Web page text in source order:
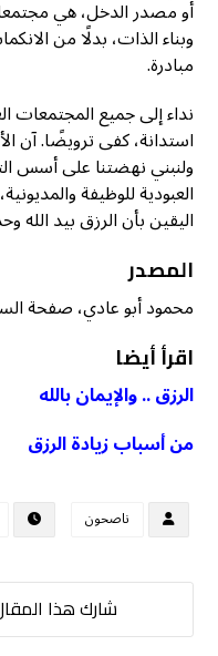
أو مصدر الدخل، هي
وبناء الذات، بدلًا من
مبادرة.
نداء إلى جميع المجتمعات
استدانة، كفى ترويضًا. آن
ولنبني نهضتنا على أسس
العبودية للوظيفة
اليقين بأن الرزق بيد الله
المصدر
محمود أبو عادي، صفحة
اقرأ أيضا
الرزق .. والإيمان بالله
من أسباب زيادة الرزق
ناصحون